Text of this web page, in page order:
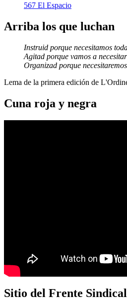
567 El Espacio
Arriba los que luchan
Instruid porque necesitamos
Agitad porque vamos a
Organizad porque
Lema de la primera edición de
Cuna roja y negra
Sitio del Frente